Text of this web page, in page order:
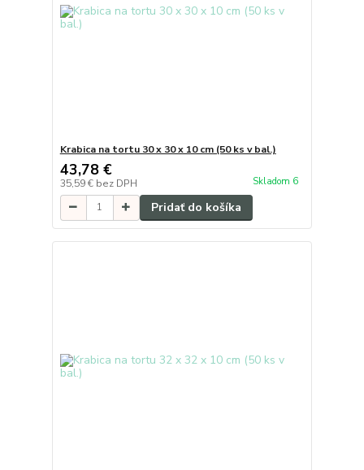
Krabica na tortu 30 x 30 x 10 cm (50 ks v bal.)
43,78 €
35,59 € bez DPH Skladom 6
Pridať do košíka